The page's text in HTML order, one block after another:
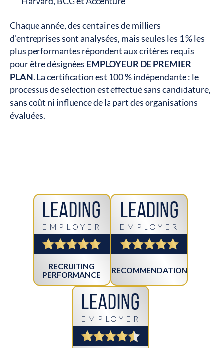
Chaque année, des centaines de milliers
d'entreprises sont analysées, mais seules les 1 % les
plus performantes répondent aux critères requis
pour être désignées EMPLOYEUR DE PREMIER
PLAN. La certification est 100 % indépendante : le
processus de sélection est effectué sans candidature,
sans coût ni influence de la part des organisations
évaluées.
Leading
EMPLOYER
RECRUITING
PERFORMANCE
Leading
EMPLOYER
RECOMMENDATION
Leading
EMPLOYER